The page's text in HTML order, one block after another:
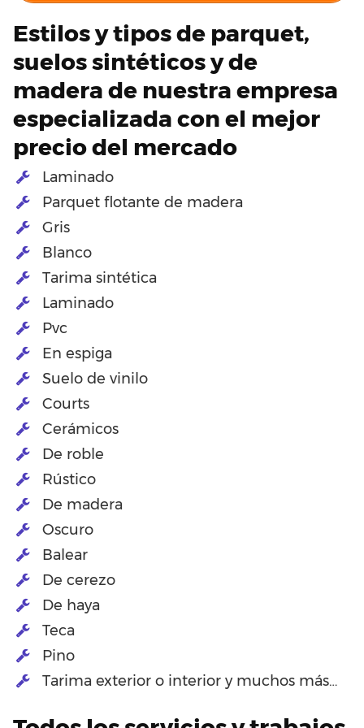
Estilos y tipos de parquet,
suelos sintéticos y de
madera de nuestra empresa
especializada con el mejor
precio del mercado
Laminado
Parquet flotante de madera
Gris
Blanco
Tarima sintética
Laminado
Pvc
En espiga
Suelo de vinilo
Courts
Cerámicos
De roble
Rústico
De madera
Oscuro
Balear
De cerezo
De haya
Teca
Pino
Tarima exterior o interior y muchos más…